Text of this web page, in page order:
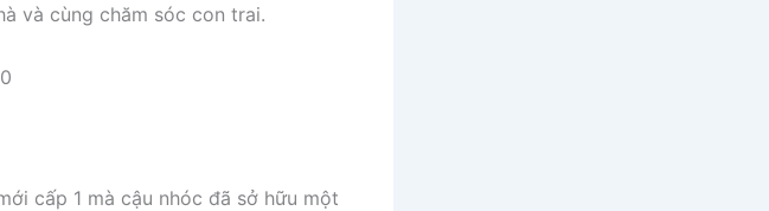
và cùng chăm sóc con trai.
cấp 1 mà cậu nhóc đã sở hữu một